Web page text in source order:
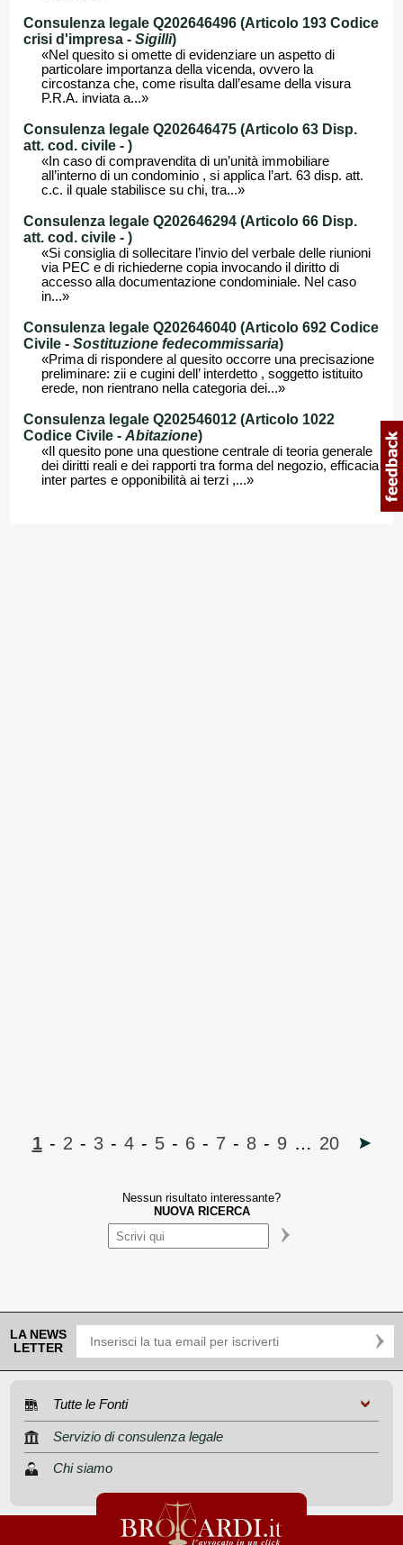
Consulenza legale Q202646496 (Articolo 193 Codice
crisi d'impresa - Sigilli)
«Nel quesito si omette di evidenziare un aspetto di
particolare importanza della vicenda, ovvero la
circostanza che, come risulta dall’esame della visura
P.R.A. inviata a...»
Consulenza legale Q202646475 (Articolo 63 Disp.
att. cod. civile - )
«In caso di compravendita di un’unità immobiliare
all’interno di un condominio , si applica l’art. 63 disp. att.
c.c. il quale stabilisce su chi, tra...»
Consulenza legale Q202646294 (Articolo 66 Disp.
att. cod. civile - )
«Si consiglia di sollecitare l’invio del verbale delle riunioni
via PEC e di richiederne copia invocando il diritto di
accesso alla documentazione condominiale. Nel caso
in...»
Consulenza legale Q202646040 (Articolo 692 Codice
Civile - Sostituzione fedecommissaria)
«Prima di rispondere al quesito occorre una precisazione
preliminare: zii e cugini dell’ interdetto , soggetto istituito
erede, non rientrano nella categoria dei...»
Consulenza legale Q202546012 (Articolo 1022
Codice Civile - Abitazione)
«Il quesito pone una questione centrale di teoria generale
dei diritti reali e dei rapporti tra forma del negozio, efficacia
inter partes e opponibilità ai terzi ,...»
1 - 2 - 3 - 4 - 5 - 6 - 7 - 8 - 9 … 20
Nessun risultato interessante?
NUOVA RICERCA
LA NEWS
LETTER
Tutte le Fonti
Servizio di consulenza legale
Chi siamo